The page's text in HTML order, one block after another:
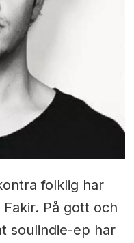
folklig har
På gott och
soulindie-ep har